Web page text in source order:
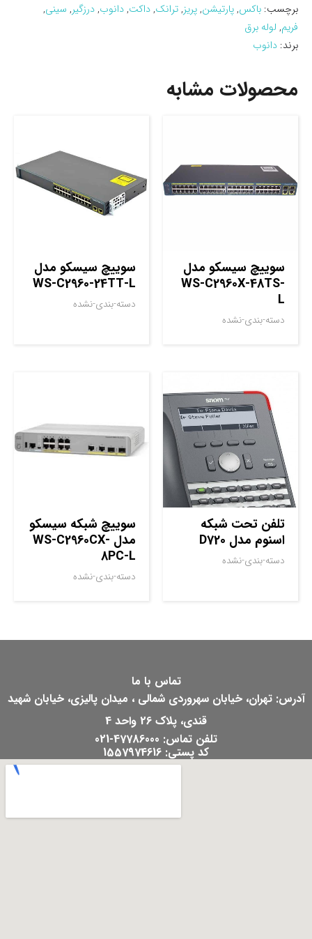
برچسب: باکس,پارتیشن,پریز,ترانک,داکت,دانوب,درزگیر, سینی,
فریم, لوله برق
برند: دانوب
محصولات مشابه
سوييچ سيسکو مدل
WS-C2960X-48TS-
L
دسته-بندی-نشده
سوييچ سيسکو مدل
WS-C2960-24TT-L
دسته-بندی-نشده
تلفن تحت شبکه
اسنوم مدل D720
دسته-بندی-نشده
سوييچ شبکه سيسکو
مدل WS-C2960CX-
8PC-L
دسته-بندی-نشده
تماس با ما
آدرس: تهران، خیابان سهروردی شمالی ، میدان پالیزی، خیابان شهید
قندی، پلاک 26 واحد 4
تلفن تماس: 47786000-021
کد پستی: 1557974616